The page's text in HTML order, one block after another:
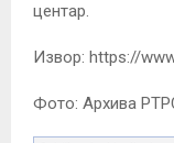
центар.
Извор: https://
Фото: Архива